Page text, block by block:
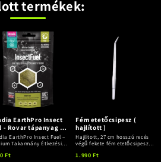
termékek:
EarthPro Insect
- Rovar tápanyag 50
EarthPro Insect Fuel –
Takarmány Étkezési
Ft
Fém etetőcsipesz (
hajlított )
Hajlított, 27 cm hosszú recés
végű fekete fém etetőcsipesz
1.990 Ft